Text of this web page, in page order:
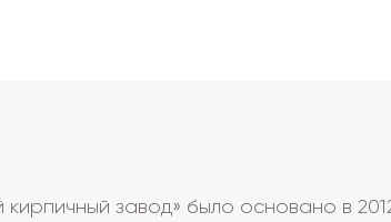
кирпичный завод» было основано в